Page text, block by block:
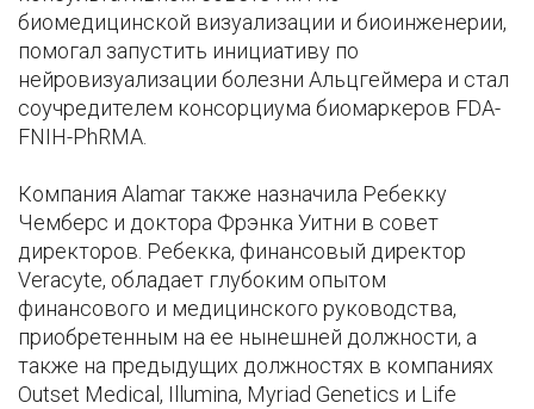
биомедицинской визуализации и биоинженерии,
помогал запустить инициативу по
нейровизуализации болезни Альцгеймера и стал
соучредителем консорциума биомаркеров FDA-
FNIH-PhRMA.
Компания Alamar также назначила Ребекку
Чемберс и доктора Фрэнка Уитни в совет
директоров. Ребекка, финансовый директор
Veracyte, обладает глубоким опытом
финансового и медицинского руководства,
приобретенным на ее нынешней должности, а
также на предыдущих должностях в компаниях
Outset Medical, Illumina, Myriad Genetics и Life